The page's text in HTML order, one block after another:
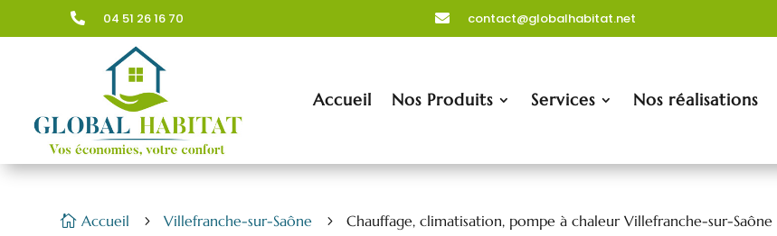
 04 51 26 16 70  contact@globalhabitat.net
Accueil Nos Produits Services Nos réalisations
 Accueil 5 Villefranche-sur-Saône 5 Chauffage, climatisation, pompe à chaleur Villefranche-sur-Saône